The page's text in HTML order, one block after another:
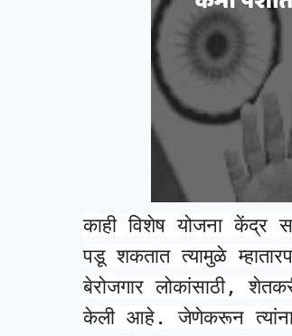
काही विशेष योजना केंद्र
पडू शकतात त्यामुळे
बेरोजगार लोकांसाठी,
केली आहे. जेणेकरून